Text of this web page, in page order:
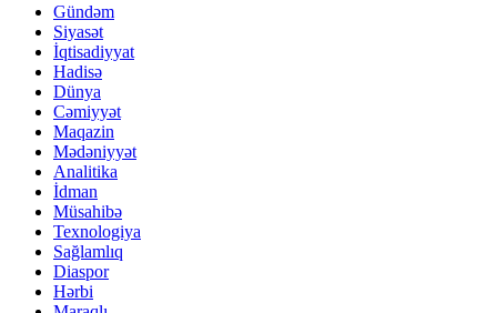
Gündəm
Siyasət
İqtisadiyyat
Hadisə
Dünya
Cəmiyyət
Maqazin
Mədəniyyət
Analitika
İdman
Müsahibə
Texnologiya
Sağlamlıq
Diaspor
Hərbi